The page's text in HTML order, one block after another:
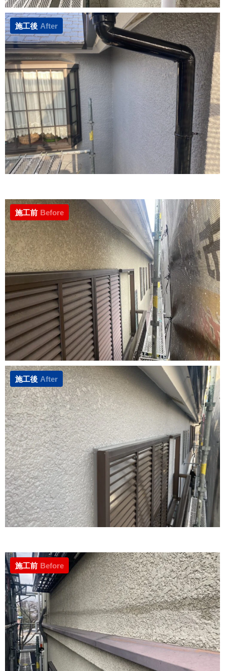
施工後 After
施工前 Before
施工後 After
施工前 Before